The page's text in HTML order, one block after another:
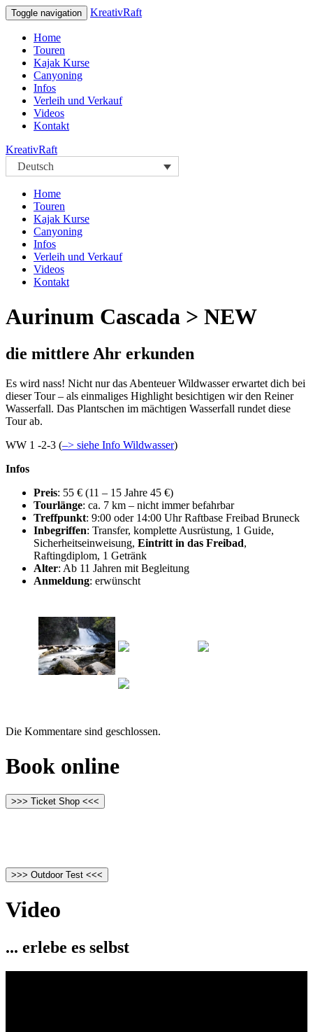
Toggle navigation KreativRaft
Home
Touren
Kajak Kurse
Canyoning
Infos
Verleih und Verkauf
Videos
Kontakt
KreativRaft
Deutsch
Home
Touren
Kajak Kurse
Canyoning
Infos
Verleih und Verkauf
Videos
Kontakt
Aurinum Cascada > NEW
die mittlere Ahr erkunden
Es wird nass! Nicht nur das Abenteuer Wildwasser erwartet dich bei
dieser Tour – als einmaliges Highlight besichtigen wir den Reiner
Wasserfall. Das Plantschen im mächtigen Wasserfall rundet diese
Tour ab.
WW 1 -2-3 (–> siehe Info Wildwasser)
Infos
Preis: 55 € (11 – 15 Jahre 45 €)
Tourlänge: ca. 7 km – nicht immer befahrbar
Treffpunkt: 9:00 oder 14:00 Uhr Raftbase Freibad Bruneck
Inbegriffen: Transfer, komplette Ausrüstung, 1 Guide,
Sicherheitseinweisung, Eintritt in das Freibad,
Raftingdiplom, 1 Getränk
Alter: Ab 11 Jahren mit Begleitung
Anmeldung: erwünscht
Die Kommentare sind geschlossen.
Book online
>>> Ticket Shop <<<
>>> Outdoor Test <<<
Video
... erlebe es selbst